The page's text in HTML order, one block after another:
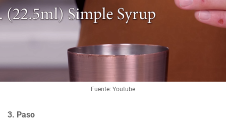
Fuente: Youtube
3. Paso